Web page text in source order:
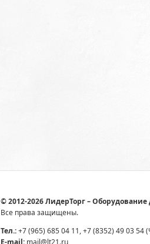
© 2012-2026 ЛидерТорг – Оборудование
Все права защищены.
Тел.:+7 (965) 685 04 11, +7 (8352) 49 03 54
E-mail: mail@lt21.ru